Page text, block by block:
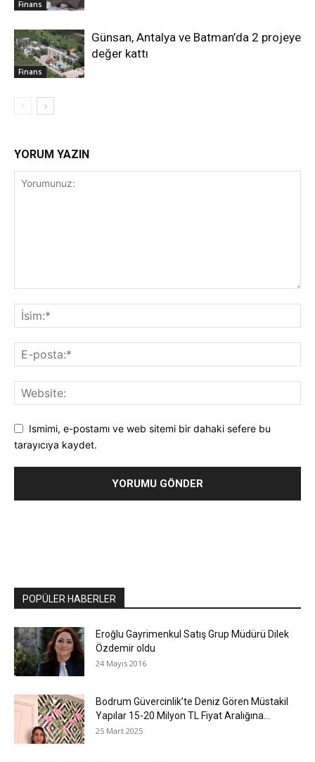
Finans
Finans
Günsan, Antalya ve Batman’da 2 projeye
değer kattı
YORUM YAZIN
Ismimi, e-postamı ve web sitemi bir dahaki sefere bu
tarayıcıya kaydet.
POPÜLER HABERLER
Eroğlu Gayrimenkul Satış Grup Müdürü Dilek
Özdemir oldu
24 Mayıs 2016
Bodrum Güvercinlik’te Deniz Gören Müstakil
Yapılar 15-20 Milyon TL Fiyat Aralığına...
25 Mart 2025